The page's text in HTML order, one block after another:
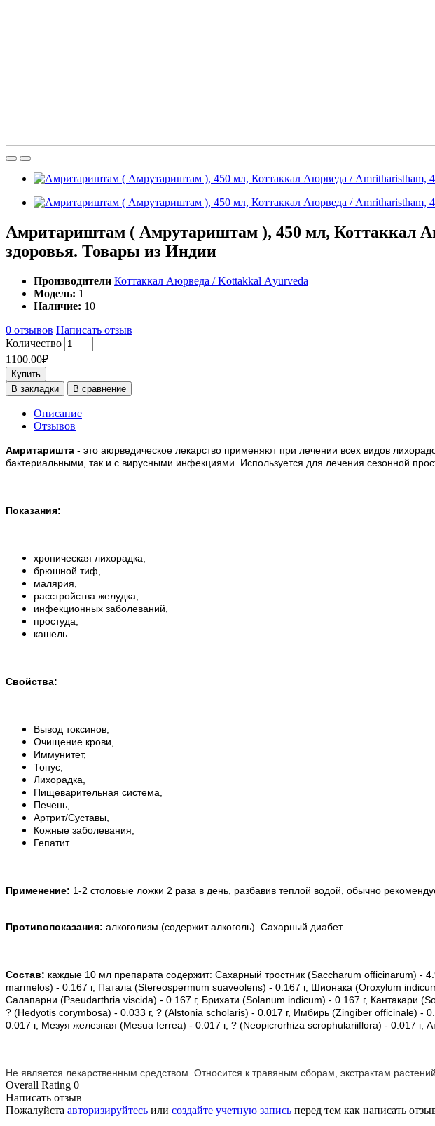
Амритариштам ( Амрутариштам ), 450 мл, Коттаккал
здоровья. Товары из Индии
Производители Коттаккал Аюрведа / Kottakkal Аyurveda
Модель: 1
Наличие: 10
0 отзывов Написать отзыв
Количество
1100.00₽
Купить
В закладки
В сравнение
Описание
Отзывов
Амритаришта - это аюрведическое лекарство применяют при лечении всех видов
бактериальными, так и с вирусными инфекциями. Используется для лечения сезонной
Показания:
хроническая лихорадка,
брюшной тиф,
малярия,
расстройства желудка,
инфекционных заболеваний,
простуда,
кашель.
Свойства:
Вывод токсинов,
Очищение крови,
Иммунитет,
Тонус,
Лихорадка,
Пищеварительная система,
Печень,
Артрит/Суставы,
Кожные заболевания,
Гепатит.
Применение: 1-2 столовые ложки 2 раза в день, разбавив теплой водой, обычно
Противопоказания: алкоголизм (содержит алкоголь). Сахарный диабет.
Состав: каждые 10 мл препарата содержит: Сахарный тростник (Saccharum officinarum) -
marmelos) - 0.167 г, Патала (Stereospermum suaveolens) - 0.167 г, Шионака (Oroxylum
Салапарни (Pseudarthria viscida) - 0.167 г, Брихати (Solanum indicum) - 0.167 г, Кантакари
? (Hedyotis corymbosa) - 0.033 г, ? (Alstonia scholaris) - 0.017 г, Имбирь (Zingiber officinale)
0.017 г, Мезуя железная (Mesua ferrea) - 0.017 г, ? (Neopicrorhiza scrophulariiflora) - 0.017 г,
Не является лекарственным средством. Относится к травяным сборам, экстрактам
Overall Rating 0
Написать отзыв
Пожалуйста авторизируйтесь или создайте учетную запись перед тем как написать